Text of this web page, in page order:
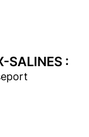
SALINES :